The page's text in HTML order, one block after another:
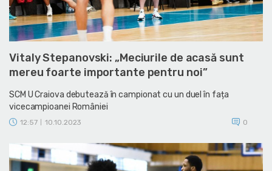
Vitaly Stepanovski: „Meciurile de acasă sunt
mereu foarte importante pentru noi”
SCM U Craiova debutează în campionat cu un duel în fața
vicecampioanei României
12:57 10.10.2023 0